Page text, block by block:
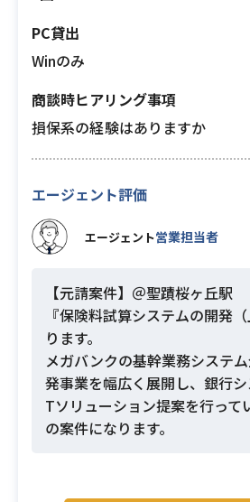
PC貸出
Winのみ
商談時ヒアリング事項
損保系の経験はありますか
エージェント評価
エージェント営業担当者
【元請案件】＠聖蹟桜ヶ丘駅
『保険料試算システムの開発
ります。
メガバンクの基幹業務システ
発事業を幅広く展開し、銀行
Tソリューション提案を行って
の案件になります。